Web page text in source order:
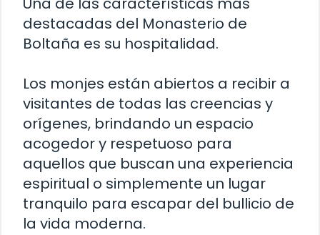
destacadas del Monasterio de
Boltaña es su hospitalidad.
Los monjes están abiertos a recibir a
visitantes de todas las creencias y
orígenes, brindando un espacio
acogedor y respetuoso para
aquellos que buscan una experiencia
espiritual o simplemente un lugar
tranquilo para escapar del bullicio de
la vida moderna.